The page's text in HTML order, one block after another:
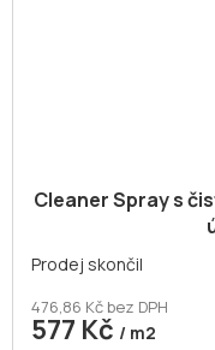
Cleaner Spray s
Prodej skončil
476,86 Kč bez DPH
577 Kč / m2